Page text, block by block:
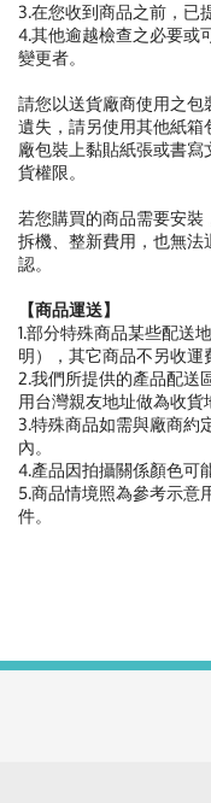
3.在您收到商品之前，已
4.其他逾越檢查之必要或
變更者。
請您以送貨廠商使用之包
遺失，請另使用其他紙
廠包裝上黏貼紙張或書
貨權限。
若您購買的商品需要安裝
拆機、整新費用，也無
認。
【商品運送】
1.部分特殊商品某些配送
明），其它商品不另收運
2.我們所提供的產品配送
用台灣親友地址做為收貨
3.特殊商品如需與廠商約
內。
4.產品因拍攝關係顏色可
5.商品情境照為參考示意
件。